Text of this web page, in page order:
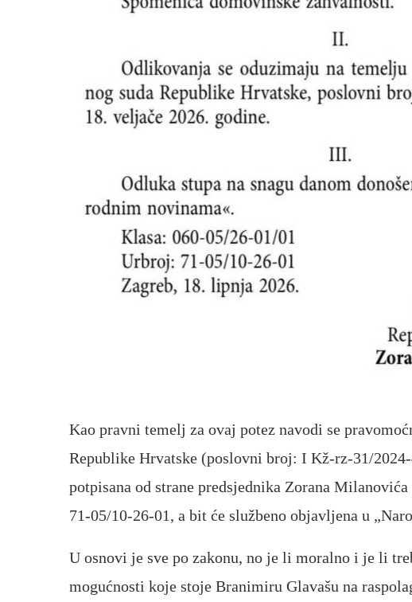
Kao pravni temelj za ovaj potez navodi se
Republike Hrvatske (poslovni broj: I Kž-rz-31/
potpisana od strane predsjednika Zorana
71-05/10-26-01, a bit će službeno objavljena u
U osnovi je sve po zakonu, no je li moralno i je li
mogućnosti koje stoje Branimiru Glavašu na